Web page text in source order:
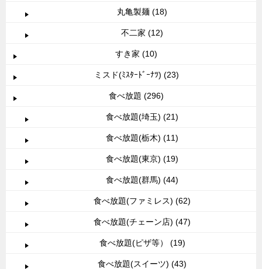
丸亀製麺 (18)
不二家 (12)
すき家 (10)
ミスド(ﾐｽﾀｰﾄﾞｰﾅﾂ) (23)
食べ放題 (296)
食べ放題(埼玉) (21)
食べ放題(栃木) (11)
食べ放題(東京) (19)
食べ放題(群馬) (44)
食べ放題(ファミレス) (62)
食べ放題(チェーン店) (47)
食べ放題(ピザ等） (19)
食べ放題(スイーツ) (43)